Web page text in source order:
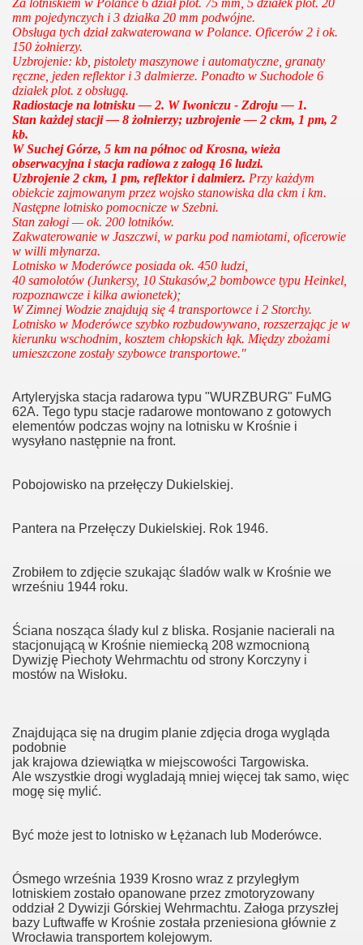
Za lotniskiem w Polance 6 dział plot. 75 mm, 5 działek plot. 20
mm pojedynczych i 3 działka 20 mm podwójne.
Obsługa tych dział zakwaterowana w Polance. Oficerów 2 i ok.
150 żołnierzy.
Uzbrojenie: kb, pistolety maszynowe i automatyczne, granaty
ręczne, jeden reflektor i 3 dalmierze. Ponadto w Suchodole 6
działek plot. z obsługą.
Radiostacje na lotnisku — 2. W Iwoniczu - Zdroju — 1.
Stan każdej stacji — 8 żołnierzy; uzbrojenie — 2 ckm, 1 pm, 2
kb.
W Suchej Górze, 5 km na północ od Krosna, wieża
obserwacyjna i stacja radiowa z załogą 16 ludzi.
Uzbrojenie 2 ckm, 1 pm, reflektor i dalmierz. Przy każdym
obiekcie zajmowanym przez wojsko stanowiska dla ckm i km.
Następne lotnisko pomocnicze w Szebni.
Stan załogi — ok. 200 lotników.
Zakwaterowanie w Jaszczwi, w parku pod namiotami, oficerowie
w willi młynarza.
Lotnisko w Moderówce posiada ok. 450 ludzi,
40 samolo­tów (Junkersy, 10 Stukasów,2 bombowce typu Heinkel,
rozpoznawcze i kilka awionetek);
W Zimnej Wodzie znajdują się 4 transportowce i 2 Storchy.
Lotnisko w Moderówce szybko rozbudowywano, rozszerzając je w
kierunku wschodnim, kosztem chłopskich łąk. Między zbożami
umieszczone zostały szybowce transportowe."
Artyleryjska stacja radarowa typu "WURZBURG" FuMG
62A. Tego typu stacje radarowe montowano z gotowych
elementów podczas wojny na lotnisku w Krośnie i
wysyłano następnie na front.
Pobojowisko na przełęczy Dukielskiej.
Pantera na Przełęczy Dukielskiej. Rok 1946.
Zrobiłem to zdjęcie szukając śladów walk w Krośnie we
wrześniu 1944 roku.
Ściana nosząca ślady kul z bliska. Rosjanie nacierali na
stacjonującą w Krośnie niemiecką 208 wzmocnioną
Dywizję Piechoty Wehrmachtu od strony Korczyny i
mostów na Wisłoku.
Znajdująca się na drugim planie zdjęcia droga wygląda
podobnie
jak krajowa dziewiątka w miejscowości Targowiska.
Ale wszystkie drogi wygladają mniej więcej tak samo, więc
mogę się mylić.
Być może jest to lotnisko w Łężanach lub Moderówce.
Ósmego września 1939 Krosno wraz z przyległym
lotniskiem zostało opanowane przez zmotoryzowany
oddział 2 Dywizji Górskiej Wehrmachtu. Załoga przyszłej
bazy Luftwaffe w Krośnie została przeniesiona głównie z
Wrocławia transportem kolejowym.